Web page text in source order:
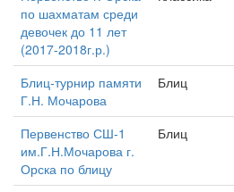
по шахматам среди
девочек до 11 лет
(2017-2018г.р.)
Блиц-турнир памяти
Г.Н. Мочарова
Блиц
Первенство СШ-1
им.Г.Н.Мочарова г.
Орска по блицу
Блиц